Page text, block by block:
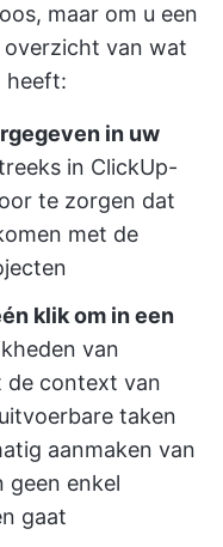
maar om u een
overzicht van wat
heeft:
in uw
in ClickUp-
te zorgen dat
met de
klik om in een
van
de context van
taken
aanmaken van
enkel
gaat